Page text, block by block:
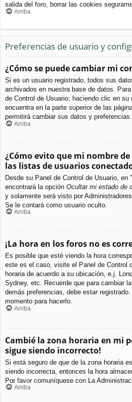
salida del foro, borrar las cookies
Arriba
Preferencias de usuario y
¿Cómo se puede cambiar mi
Si es un usuario registrado, todos sus
archivados en nuestra base de datos.
de Control de Usuario; haciendo clic en su
encuentra en la parte superior de las
permitirá cambiar sus datos y preferencias.
Arriba
¿Cómo evito que mi nombre
las listas de usuarios
Desde su Panel de Control de Usuario, en
encontrará la opción Ocultar mi estado de
y solamente será visto por
Se le contará como usuario oculto.
Arriba
¡La hora en los foros no es
Es posible que esté viendo la hora
este es el caso, visite el Panel de Control
horaria de acuerdo a su ubicación, e.j.
Sydney, etc. Recuerde que para cambiar
demás preferencias, debe estar
momento para hacerlo.
Arriba
Cambié la zona horaria en mi
sigue siendo incorrecto!
Si está seguro de que de la zona horaria
siendo incorrecta, entonces la hora
Por favor comuníquese con La
Arriba